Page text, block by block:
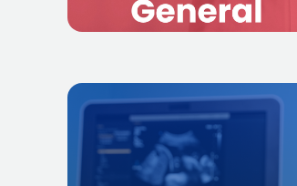
Más información
Es una
técnica de diagnóstico
por imágenes
que utiliza ondas
sonoras de alta frecuencia para
visualizar órganos y estructuras